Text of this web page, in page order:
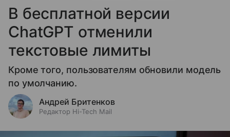
В бесплатной версии
ChatGPT отменили
текстовые лимиты
Кроме того, пользователям обновили модель
по умолчанию.
Андрей Бритенков
Редактор Hi-Tech Mail